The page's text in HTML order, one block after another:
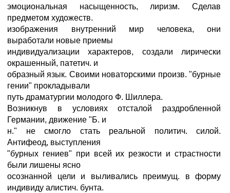
эмоциональная насыщенность, лиризм. Сделав
предметом художеств.
изображения внутренний мир человека, они
выработали новые приемы
индивидуализации характеров, создали лирически
окрашенный, патетич. и
образный язык. Своими новаторскими произв. "бурные
гении" прокладывали
путь драматургии молодого Ф. Шиллера.
Возникнув в условиях отсталой раздробленной
Германии, движение "Б. и
н." не смогло стать реальной политич. силой.
Антифеод, выступления
"бурных гениев" при всей их резкости и страстности
были лишены ясно
осознанной цели и выливались преимущ. в форму
индивиду алистич. бунта.